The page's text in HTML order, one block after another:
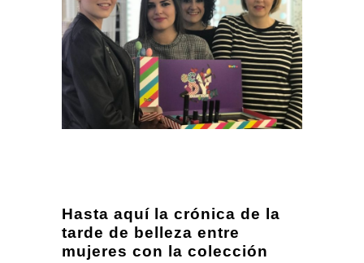
Hasta aquí la crónica de la
tarde de belleza entre
mujeres con la colección